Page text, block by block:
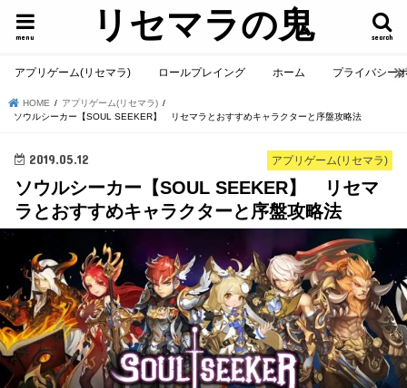
リセマラの鬼 search
menu
アプリゲーム(リセマラ) ロールプレイング ホーム プライバシー
HOME
アプリゲーム(リセマラ)
ソウルシーカー【SOUL SEEKER】 リセマラとおすすめキャラクターと序盤攻略法
アプリゲーム(リセマラ)
2019.05.12
ソウルシーカー【SOUL SEEKER】 リセマ
ラとおすすめキャラクターと序盤攻略法